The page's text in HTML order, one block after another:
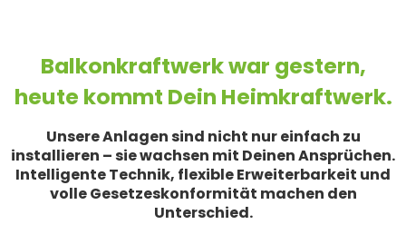
Balkonkraftwerk war gestern,
heute kommt Dein Heimkraftwerk.
Unsere Anlagen sind nicht nur einfach zu
installieren – sie wachsen mit Deinen Ansprüchen.
Intelligente Technik, flexible Erweiterbarkeit und
volle Gesetzeskonformität machen den
Unterschied.